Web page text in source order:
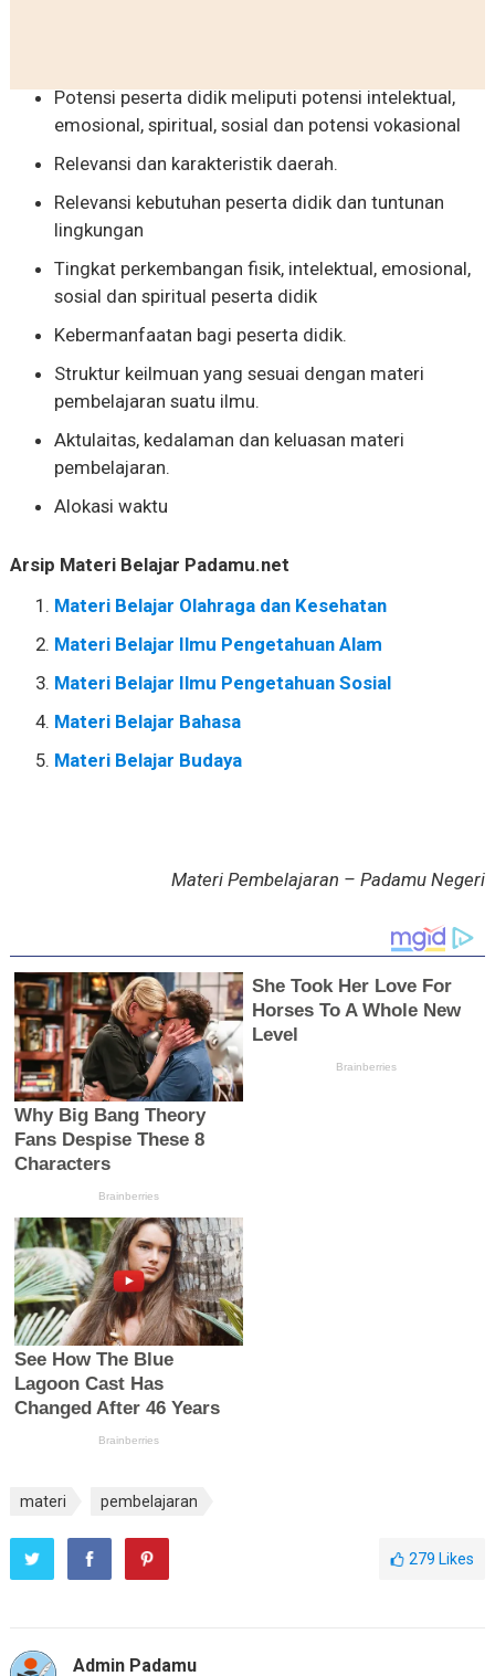
Potensi peserta didik meliputi potensi intelektual,
emosional, spiritual, sosial dan potensi vokasional
Relevansi dan karakteristik daerah.
Relevansi kebutuhan peserta didik dan tuntunan
lingkungan
Tingkat perkembangan fisik, intelektual, emosional,
sosial dan spiritual peserta didik
Kebermanfaatan bagi peserta didik.
Struktur keilmuan yang sesuai dengan materi
pembelajaran suatu ilmu.
Aktulaitas, kedalaman dan keluasan materi
pembelajaran.
Alokasi waktu
Arsip Materi Belajar Padamu.net
Materi Belajar Olahraga dan Kesehatan
Materi Belajar Ilmu Pengetahuan Alam
Materi Belajar Ilmu Pengetahuan Sosial
Materi Belajar Bahasa
Materi Belajar Budaya
Materi Pembelajaran – Padamu Negeri
materi pembelajaran
279 Likes
Admin Padamu